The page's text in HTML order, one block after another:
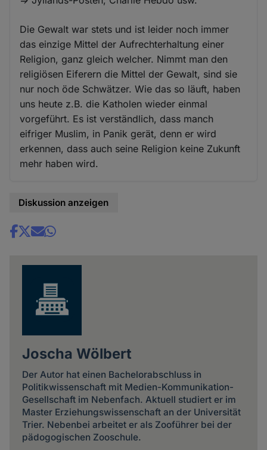
Die Gewalt war stets und ist leider noch immer
das einzige Mittel der Aufrechterhaltung einer
Religion, ganz gleich welcher. Nimmt man den
religiösen Eiferern die Mittel der Gewalt, sind sie
nur noch öde Schwätzer. Wie das so läuft, haben
uns heute z.B. die Katholen wieder einmal
vorgeführt. Es ist verständlich, dass manch
eifriger Muslim, in Panik gerät, denn er wird
erkennen, dass auch seine Religion keine Zukunft
mehr haben wird.
Diskussion anzeigen
Share
Joscha Wölbert
Der Autor hat einen Bachelorabschluss in
Politikwissenschaft mit Medien-Kommunikation-
Gesellschaft im Nebenfach. Aktuell studiert er im
Master Erziehungswissenschaft an der Universität
Trier. Nebenbei arbeitet er als Zooführer bei der
pädogogischen Zooschule.